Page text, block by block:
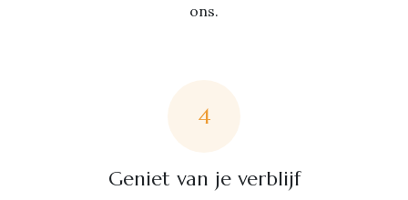
ons.
4
Geniet van je verblijf